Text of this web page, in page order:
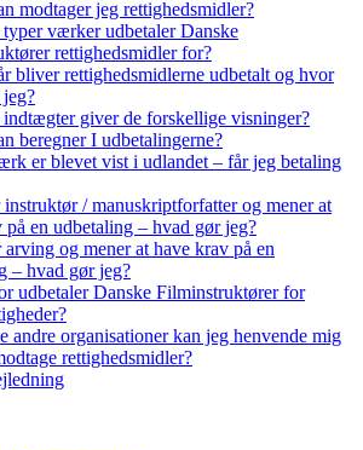
modtager jeg rettighedsmidler?
værker udbetaler Danske
rettighedsmidler for?
bliver rettighedsmidlerne udbetalt og hvor
giver de forskellige visninger?
beregner I udbetalingerne?
er blevet vist i udlandet – får jeg betaling
instruktør / manuskriptforfatter og mener at
på en udbetaling – hvad gør jeg?
arving og mener at have krav på en
– hvad gør jeg?
udbetaler Danske Filminstruktører for
andre organisationer kan jeg henvende mig
rettighedsmidler?